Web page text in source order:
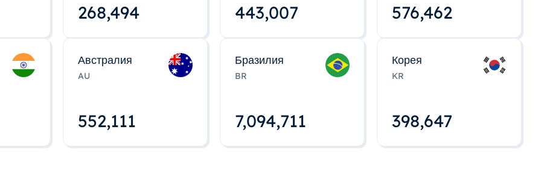
268,495 443,008 576,463
Австралия
AU
552,112
Бразилия
BR
7,094,712
Корея
KR
398,648